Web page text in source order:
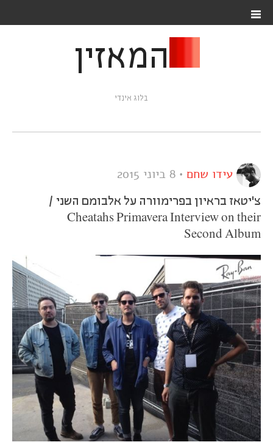
המאזין
בלוג אינדי
עידו שחם • 8 ביוני 2015
צ'יטאז בראיון בפרימוורה על אלבומם השני /
Cheatahs Primavera Interview on their
Second Album